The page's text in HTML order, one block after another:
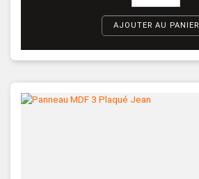
AJOUTER AU PANIER